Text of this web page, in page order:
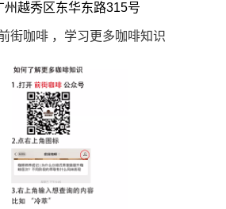
越秀区东华东路315号
街咖啡 ，学习更多咖啡知识